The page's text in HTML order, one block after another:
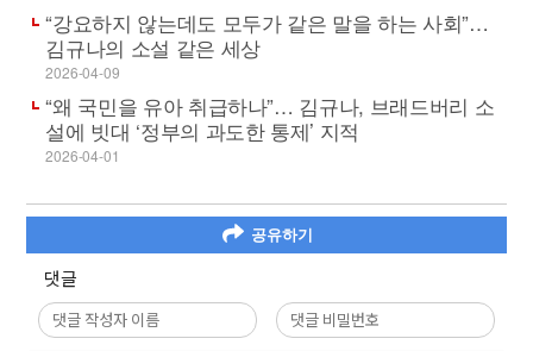
“강요하지 않는데도 모두가 같은 말을 하는 사회”…
김규나의 소설 같은 세상
2026-04-09
“왜 국민을 유아 취급하나”… 김규나, 브래드버리 소
설에 빗대 ‘정부의 과도한 통제’ 지적
2026-04-01
공유하기
댓글